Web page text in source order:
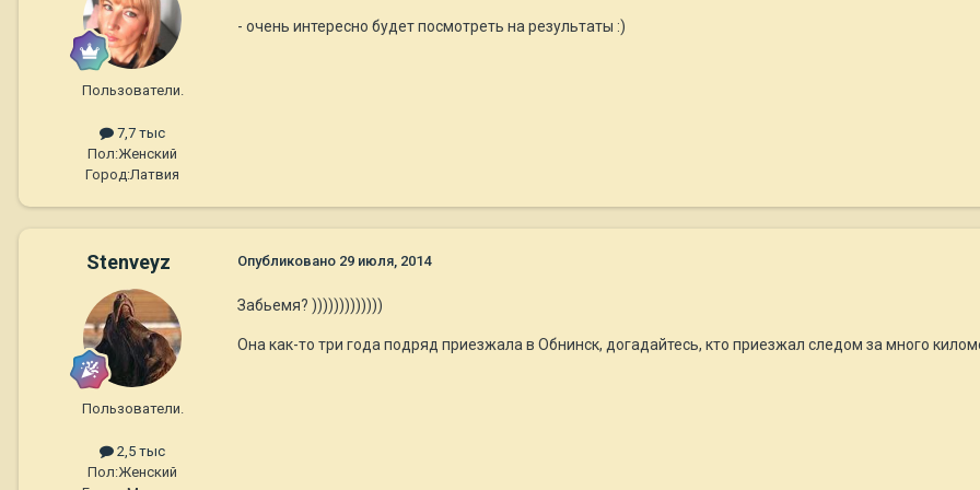
Пользователи.
7,7 тыс
Пол:Женский
Город:Латвия
- очень интересно будет посмотреть на результаты :)
Stenveyz
Пользователи.
2,5 тыс
Пол:Женский
Опубликовано 29 июля, 2014
Забьемя? )))))))))))))
Она как-то три года подряд приезжала в Обнинск, догадайтесь, кто приезжал следом за много